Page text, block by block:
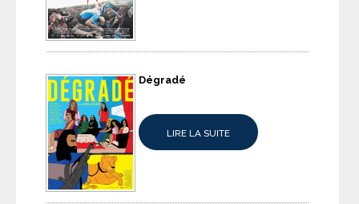
Dégradé
LIRE LA SUITE